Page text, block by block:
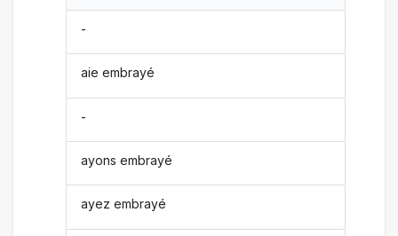
-
aie embrayé
-
ayons embrayé
ayez embrayé